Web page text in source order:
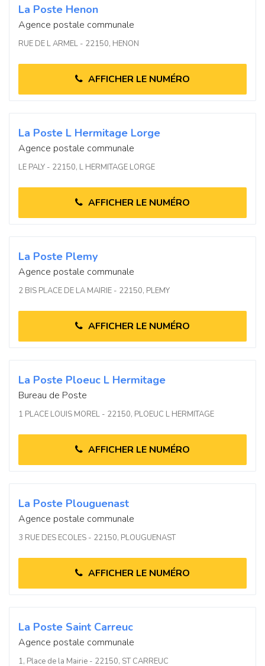
La Poste Henon
Agence postale communale
RUE DE L ARMEL - 22150, HENON
AFFICHER LE NUMÉRO
La Poste L Hermitage Lorge
Agence postale communale
LE PALY - 22150, L HERMITAGE LORGE
AFFICHER LE NUMÉRO
La Poste Plemy
Agence postale communale
2 BIS PLACE DE LA MAIRIE - 22150, PLEMY
AFFICHER LE NUMÉRO
La Poste Ploeuc L Hermitage
Bureau de Poste
1 PLACE LOUIS MOREL - 22150, PLOEUC L HERMITAGE
AFFICHER LE NUMÉRO
La Poste Plouguenast
Agence postale communale
3 RUE DES ECOLES - 22150, PLOUGUENAST
AFFICHER LE NUMÉRO
La Poste Saint Carreuc
Agence postale communale
1, Place de la Mairie - 22150, ST CARREUC